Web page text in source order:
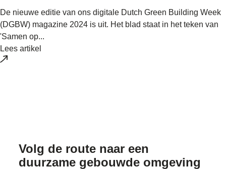
De nieuwe editie van ons digitale Dutch Green Building Week
(DGBW) magazine 2024 is uit. Het blad staat in het teken van
'Samen op...
Lees artikel
Volg de route naar een
duurzame gebouwde omgeving